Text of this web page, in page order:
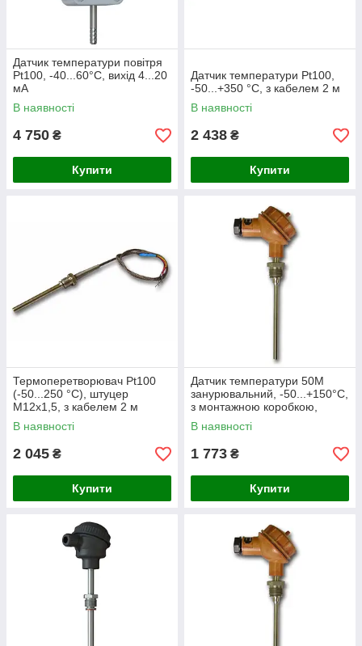
Датчик температури повітря
Pt100, -40...60°С, вихід 4...20
мА
В наявності
4 750 ₴
Купити
Датчик температури Pt100,
-50...+350 °C, з кабелем 2 м
В наявності
2 438 ₴
Купити
Термоперетворювач Pt100
(-50...250 °C), штуцер
М12х1,5, з кабелем 2 м
В наявності
2 045 ₴
Купити
Датчик температури 50М
занурювальний, -50...+150°C,
з монтажною коробкою,
штуцер М20х1,5
В наявності
1 773 ₴
Купити